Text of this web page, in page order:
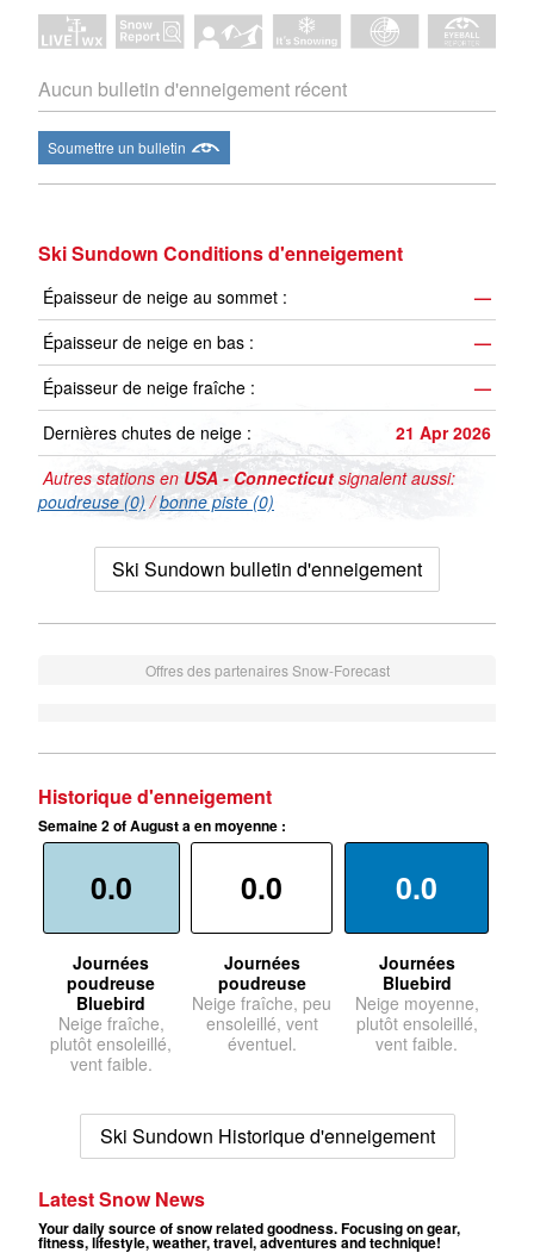
Aucun bulletin d'enneigement récent
Soumettre un bulletin
Ski Sundown Conditions d'enneigement
Épaisseur de neige au sommet :
—
Épaisseur de neige en bas :
—
Épaisseur de neige fraîche :
—
Dernières chutes de neige :
21 Apr 2026
Autres stations en USA - Connecticut signalent aussi:
poudreuse (0) /bonne piste (0)
Ski Sundown bulletin d'enneigement
Offres des partenaires Snow-Forecast
Historique d'enneigement
Semaine 2 of August a en moyenne :
0.0
Journées
poudreuse
Bluebird
Neige fraîche,
plutôt ensoleillé,
vent faible.
0.0
Journées
poudreuse
Neige fraîche, peu
ensoleillé, vent
éventuel.
0.0
Journées
Bluebird
Neige moyenne,
plutôt ensoleillé,
vent faible.
Ski Sundown Historique d'enneigement